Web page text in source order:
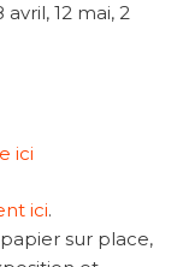
avril, 12 mai, 2
ici
ici.
sur place,